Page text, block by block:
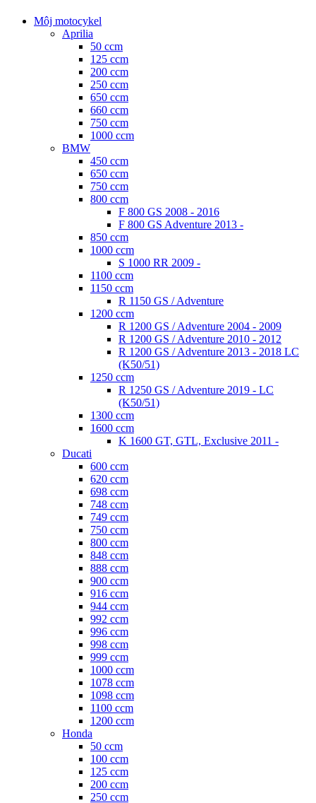
Môj motocykel
Aprilia
50 ccm
125 ccm
200 ccm
250 ccm
650 ccm
660 ccm
750 ccm
1000 ccm
BMW
450 ccm
650 ccm
750 ccm
800 ccm
F 800 GS 2008 - 2016
F 800 GS Adventure 2013 -
850 ccm
1000 ccm
S 1000 RR 2009 -
1100 ccm
1150 ccm
R 1150 GS / Adventure
1200 ccm
R 1200 GS / Adventure 2004 - 2009
R 1200 GS / Adventure 2010 - 2012
R 1200 GS / Adventure 2013 - 2018 LC
(K50/51)
1250 ccm
R 1250 GS / Adventure 2019 - LC
(K50/51)
1300 ccm
1600 ccm
K 1600 GT, GTL, Exclusive 2011 -
Ducati
600 ccm
620 ccm
698 ccm
748 ccm
749 ccm
750 ccm
800 ccm
848 ccm
888 ccm
900 ccm
916 ccm
944 ccm
992 ccm
996 ccm
998 ccm
999 ccm
1000 ccm
1078 ccm
1098 ccm
1100 ccm
1200 ccm
Honda
50 ccm
100 ccm
125 ccm
200 ccm
250 ccm